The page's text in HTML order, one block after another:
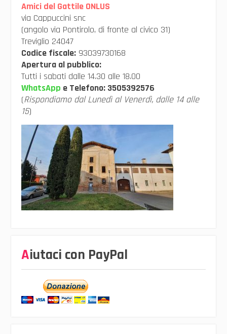
Amici del Gattile ONLUS
via Cappuccini snc
(angolo via Pontirolo, di fronte al civico 31)
Treviglio 24047
Codice fiscale:93039730168
Apertura al pubblico:
Tutti i sabati dalle 14.30 alle 18.00
WhatsApp e Telefono: 3505392576
(Rispondiamo dal Lunedì al Venerdì, dalle 14 alle
15)
Aiutaci con PayPal